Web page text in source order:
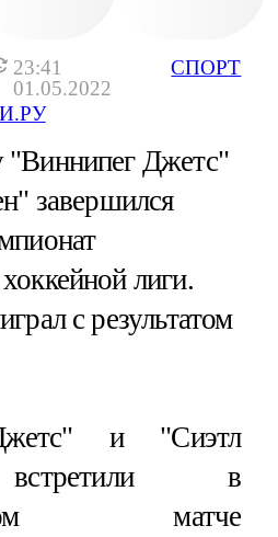
23:41
01.05.2022
СПОРТ
Джетс"
завершился
лиги.
с результатом
и "Сиэтл
в
матче